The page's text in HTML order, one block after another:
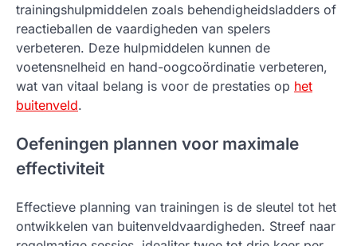
trainingshulpmiddelen zoals behendigheidsladders of
reactieballen de vaardigheden van spelers
verbeteren. Deze hulpmiddelen kunnen de
voetensnelheid en hand-oogcoördinatie verbeteren,
wat van vitaal belang is voor de prestaties op het
buitenveld.
Oefeningen plannen voor maximale
effectiviteit
Effectieve planning van trainingen is de sleutel tot het
ontwikkelen van buitenveldvaardigheden. Streef naar